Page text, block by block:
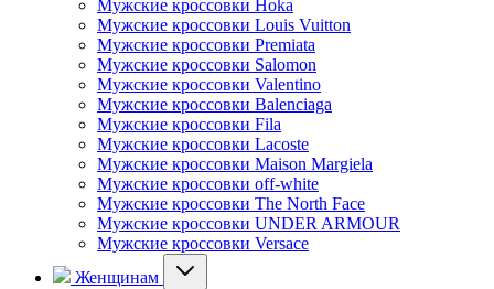
Мужские кроссовки Hoka
Мужские кроссовки Louis Vuitton
Мужские кроссовки Premiata
Мужские кроссовки Salomon
Мужские кроссовки Valentino
Мужские кроссовки Balenciaga
Мужские кроссовки Fila
Мужские кроссовки Lacoste
Мужские кроссовки Maison Margiela
Мужские кроссовки off-white
Мужские кроссовки The North Face
Мужские кроссовки UNDER ARMOUR
Мужские кроссовки Versace
Женщинам